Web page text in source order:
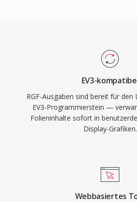
EV3-
RGF-Ausgaben sind bereit für den
EV3-Programmierstein —
Folieninhalte sofort in
Display-Grafiken.
Webbasiertes